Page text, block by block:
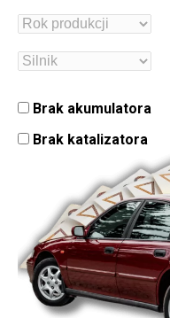
Brak akumulatora
Brak katalizatora